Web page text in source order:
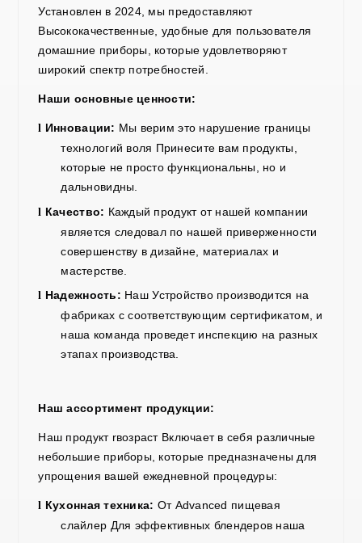
Установлен в 2024, мы предоставляют
Высококачественные, удобные для пользователя
домашние приборы, которые удовлетворяют
широкий спектр потребностей.
Наши основные ценности:
l Инновации: Мы веримэто нарушение границы
технологий воля Принесите вам продукты,
которые не просто функциональны, но и
дальновидны.
l Качество: Каждый продуктот нашей компании
является следовалпо нашей приверженности
совершенству в дизайне, материалах и
мастерстве.
l Надежность: НашУстройство производится на
фабриках с соответствующим сертификатом, и
наша команда проведет инспекцию на разных
этапах производства.
Наш ассортимент продукции:
Наш продукт rвозрастВключает в себя различные
небольшие приборы, которые предназначены для
упрощения вашей ежедневной процедуры:
l Кухонная техника: От Advanced пищевая
слайлер Для эффективных блендеров наша